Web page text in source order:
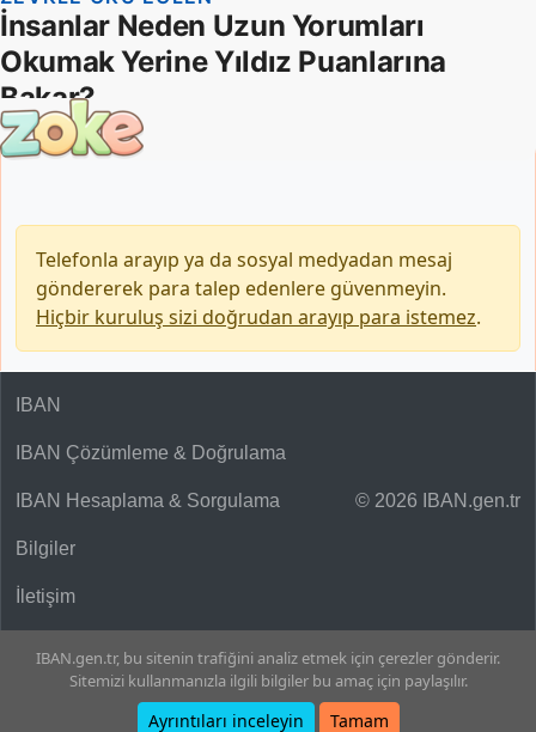
Telefonla arayıp ya da sosyal medyadan mesaj
göndererek para talep edenlere güvenmeyin.
Hiçbir kuruluş sizi doğrudan arayıp para istemez.
© 2026 IBAN.gen.tr
IBAN
IBAN Çözümleme & Doğrulama
IBAN Hesaplama & Sorgulama
Bilgiler
İletişim
IBAN.gen.tr, bu sitenin trafiğini analiz etmek için çerezler gönderir.
Sitemizi kullanmanızla ilgili bilgiler bu amaç için paylaşılır.
Ayrıntıları inceleyin Tamam